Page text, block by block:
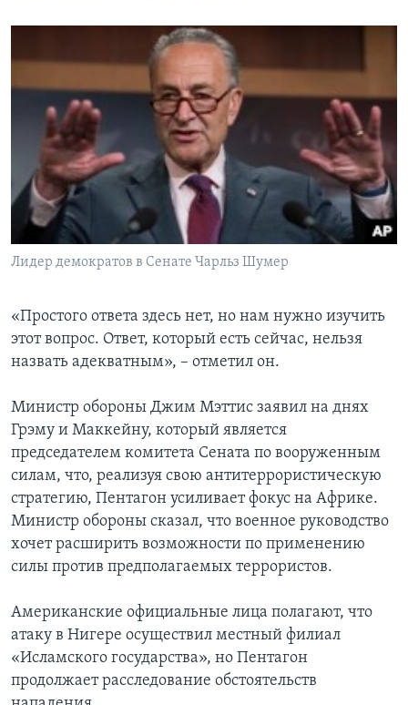
Лидер демократов в Сенате Чарльз Шумер
«Простого ответа здесь нет, но нам нужно изучить
этот вопрос. Ответ, который есть сейчас, нельзя
назвать адекватным», – отметил он.
Министр обороны Джим Мэттис заявил на днях
Грэму и Маккейну, который является
председателем комитета Сената по вооруженным
силам, что, реализуя свою антитеррористическую
стратегию, Пентагон усиливает фокус на Африке.
Министр обороны сказал, что военное руководство
хочет расширить возможности по применению
силы против предполагаемых террористов.
Американские официальные лица полагают, что
атаку в Нигере осуществил местный филиал
«Исламского государства», но Пентагон
продолжает расследование обстоятельств